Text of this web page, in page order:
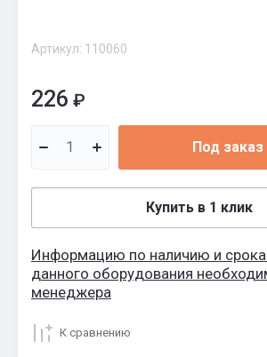
Артикул: 110060
226 ₽
Под заказ
Купить в 1 клик
Информацию по наличию и
данного оборудования
менеджера
К сравнению